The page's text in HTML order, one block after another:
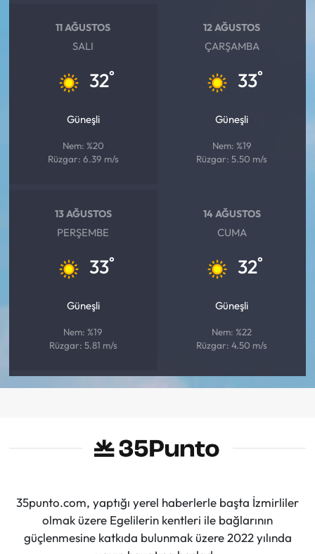
11 AĞUSTOS
SALI
32°
Güneşli
Nem: %20
Rüzgar: 6.39 m/s
12 AĞUSTOS
ÇARŞAMBA
33°
Güneşli
Nem: %19
Rüzgar: 5.50 m/s
13 AĞUSTOS
PERŞEMBE
33°
Güneşli
Nem: %19
Rüzgar: 5.81 m/s
14 AĞUSTOS
CUMA
32°
Güneşli
Nem: %22
Rüzgar: 4.50 m/s
35punto.com, yaptığı yerel haberlerle başta İzmirliler
olmak üzere Egelilerin kentleri ile bağlarının
güçlenmesine katkıda bulunmak üzere 2022 yılında